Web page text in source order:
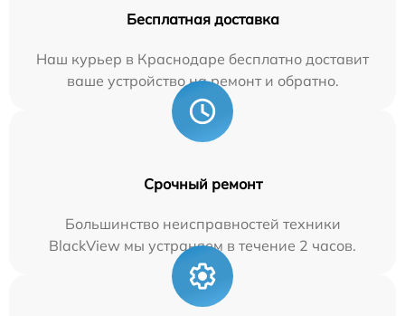
Бесплатная доставка
Наш курьер в Краснодаре бесплатно доставит
ваше устройство на ремонт и обратно.
Срочный ремонт
Большинство неисправностей техники
BlackView мы устраняем в течение 2 часов.